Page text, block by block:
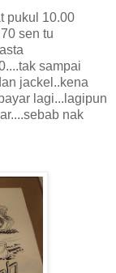
pukul 10.00
sen tu
sampai
jackel..kena
lagi...lagipun
nak